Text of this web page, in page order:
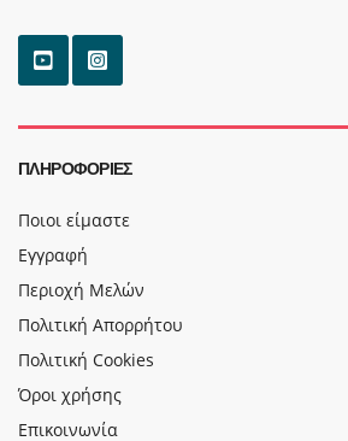
ΠΛΗΡΟΦΟΡΊΕΣ
Ποιοι είμαστε
Εγγραφή
Περιοχή Μελών
Πολιτική Απορρήτου
Πολιτική Cookies
Όροι χρήσης
Επικοινωνία